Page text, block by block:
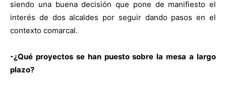
siendo una buena decisión que pone de manifiesto el
interés de dos alcaldes por seguir dando pasos en el
contexto comarcal.
-¿Qué proyectos se han puesto sobre la mesa a largo
plazo?